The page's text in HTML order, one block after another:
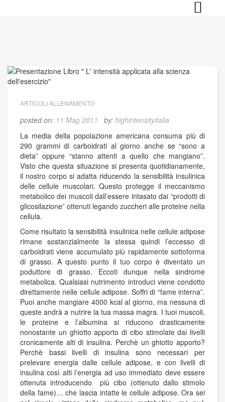
ARTICOLI ALLENAMENTO
posted on: 11 Mag 2011 by: highintensityitalia
La media della popolazione americana consuma più di
290 grammi di carboidrati al giorno anche se “sono a
dieta” oppure “stanno attenti a quello che mangiano”.
Visto che questa situazione si presenta quotidianamente,
il nostro corpo si adatta riducendo la sensibilità insulinica
delle cellule muscolari. Questo protegge il meccanismo
metabolico dei muscoli dall’essere intasato dai “prodotti di
glicosilazione” ottenuti legando zuccheri alle proteine nella
cellula.
Come risultato la sensibilità insulinica nelle cellule adipose
rimane sostanzialmente la stessa quindi l’eccesso di
carboidrati viene accumulato più rapidamente sottoforma
di grasso. A questo punto il tuo corpo è diventato un
poduttore di grasso. Eccoti dunque nella sindrome
metabolica. Qualsiasi nutrimento introduci viene condotto
direttamente nelle cellule adipose. Soffri di “fame interna”.
Puoi anche mangiare 4000 kcal al giorno, ma nessuna di
queste andrà a nutrire la tua massa magra. I tuoi muscoli,
le proteine e l’albumina si riducono drasticamente
nonostante un ghiotto apporto di cibo stimolate dai livelli
cronicamente alti di insulina. Perchè un ghiotto apporto?
Perchè bassi livelli di insulina sono necessari per
prelevare energia dalle cellule adipose, e con livelli di
insulina così alti l’energia ad uso immediato deve essere
ottenuta introducendo più cibo (ottenuto dallo stimolo
della fame)… che lascia intatte le cellule adipose. Ora sei